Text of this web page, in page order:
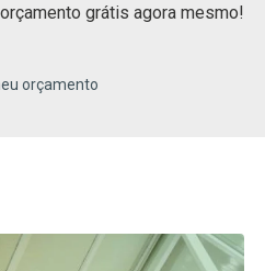
grátis agora mesmo!
orçamento